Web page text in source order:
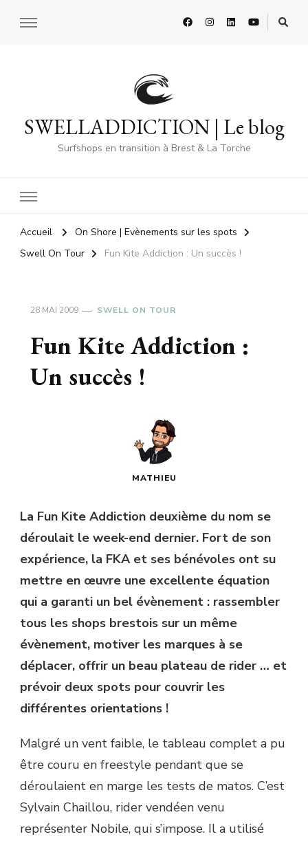
SWELLADDICTION | Le blog
Surfshops en transition à Brest & La Torche
Accueil
On Shore | Evènements sur les spots
Swell On Tour
Fun Kite Addiction : Un succès !
28 MAI 2009 SWELL ON TOUR
Fun Kite Addiction :
Un succès !
MATHIEU
La Fun Kite Addiction deuxième du nom se
déroulait le week-end dernier. Fort de son
expérience, la FKA et ses bénévoles ont su
mettre en œuvre une excellente équation
qui a garanti un bel évènement : rassembler
tous les shops brestois sur un même
évènement, motiver les marques à se
déplacer, offrir un beau plateau de rider … et
prévoir deux spots pour couvrir les
différentes orientations !
Malgré un vent faible, le tableau complet a pu
être couru en freestyle pendant que se
déroulaient en marge les tests de matos. C’est
Sylvain Chaillou, rider vendéen venu
représenter Nobile, qui s’impose. Il a utilisé